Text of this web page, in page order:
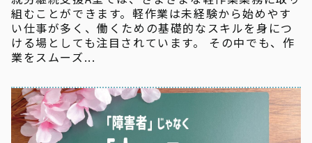
組むことができます。軽作業は未経験から始めやす
い仕事が多く、働くための基礎的なスキルを身につ
ける場としても注目されています。 その中でも、作
業をスムーズ...